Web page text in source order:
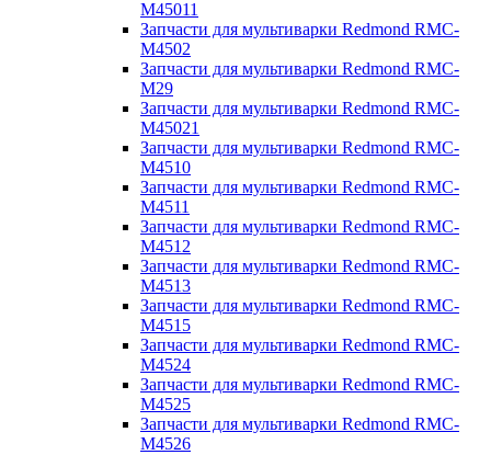
M45011
Запчасти для мультиварки Redmond RMC-
M4502
Запчасти для мультиварки Redmond RMC-
M29
Запчасти для мультиварки Redmond RMC-
M45021
Запчасти для мультиварки Redmond RMC-
M4510
Запчасти для мультиварки Redmond RMC-
M4511
Запчасти для мультиварки Redmond RMC-
M4512
Запчасти для мультиварки Redmond RMC-
M4513
Запчасти для мультиварки Redmond RMC-
M4515
Запчасти для мультиварки Redmond RMC-
M4524
Запчасти для мультиварки Redmond RMC-
M4525
Запчасти для мультиварки Redmond RMC-
M4526